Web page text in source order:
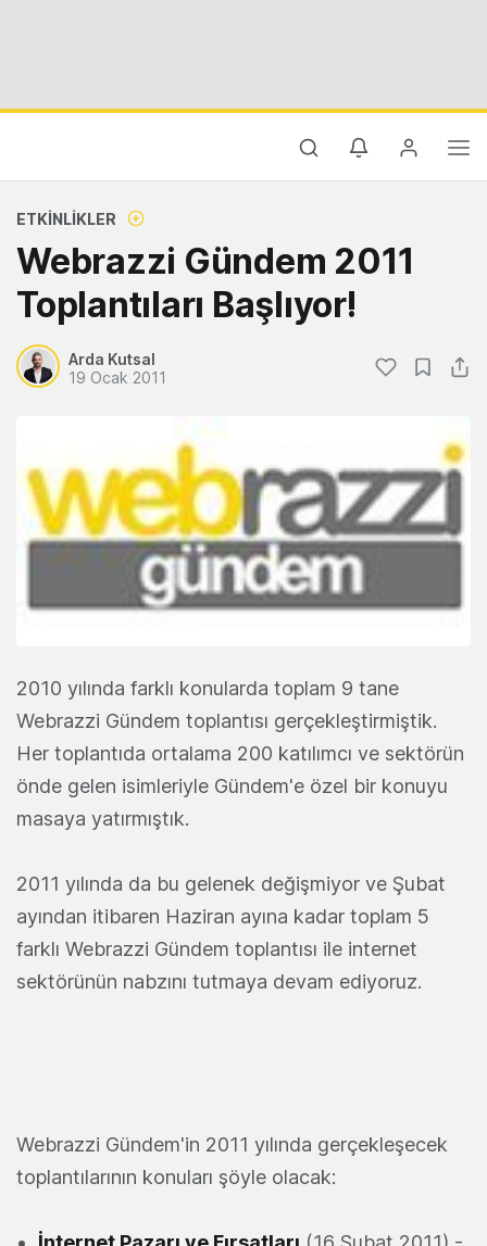
ETKINLIKLER
Webrazzi Gündem 2011
Toplantıları Başlıyor!
Arda Kutsal
19 Ocak 2011
2010 yılında farklı konularda toplam 9 tane
Webrazzi Gündem toplantısı gerçekleştirmiştik.
Her toplantıda ortalama 200 katılımcı ve sektörün
önde gelen isimleriyle Gündem'e özel bir konuyu
masaya yatırmıştık.
2011 yılında da bu gelenek değişmiyor ve Şubat
ayından itibaren Haziran ayına kadar toplam 5
farklı Webrazzi Gündem toplantısı ile internet
sektörünün nabzını tutmaya devam ediyoruz.
Webrazzi Gündem'in 2011 yılında gerçekleşecek
toplantılarının konuları şöyle olacak: